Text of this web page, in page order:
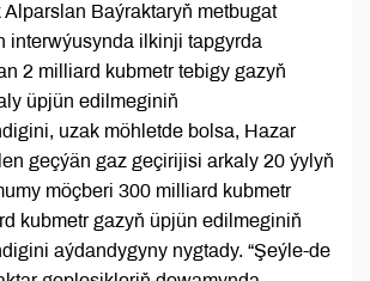
Baýraktaryň metbugat
interwýusynda ilkinji tapgyrda
2 milliard kubmetr tebigy gazyň
üpjün edilmeginiň
uzak möhletde bolsa, Hazar
geçýän gaz geçirijisi arkaly 20 ýylyň
möçberi 300 milliard kubmetr
kubmetr gazyň üpjün edilmeginiň
aýdandygyny nygtady. “Şeýle-de